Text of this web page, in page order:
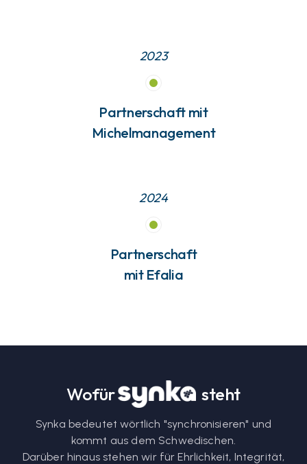
2023
Partnerschaft mit
Michelmanagement
2024
Partnerschaft
mit Efalia
Wofür steht
Synka bedeutet wörtlich "synchronisieren" und
kommt aus dem Schwedischen.
Darüber hinaus stehen wir für Ehrlichkeit, Integrität,